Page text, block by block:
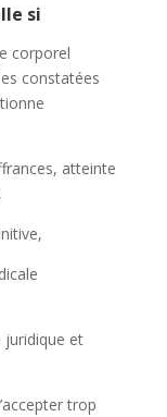
si
corporel
constatées
atteinte
juridique et
trop